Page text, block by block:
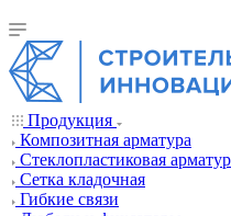
Продукция
Композитная арматура
Cтеклопластиковая
Сетка кладочная
Гибкие связи